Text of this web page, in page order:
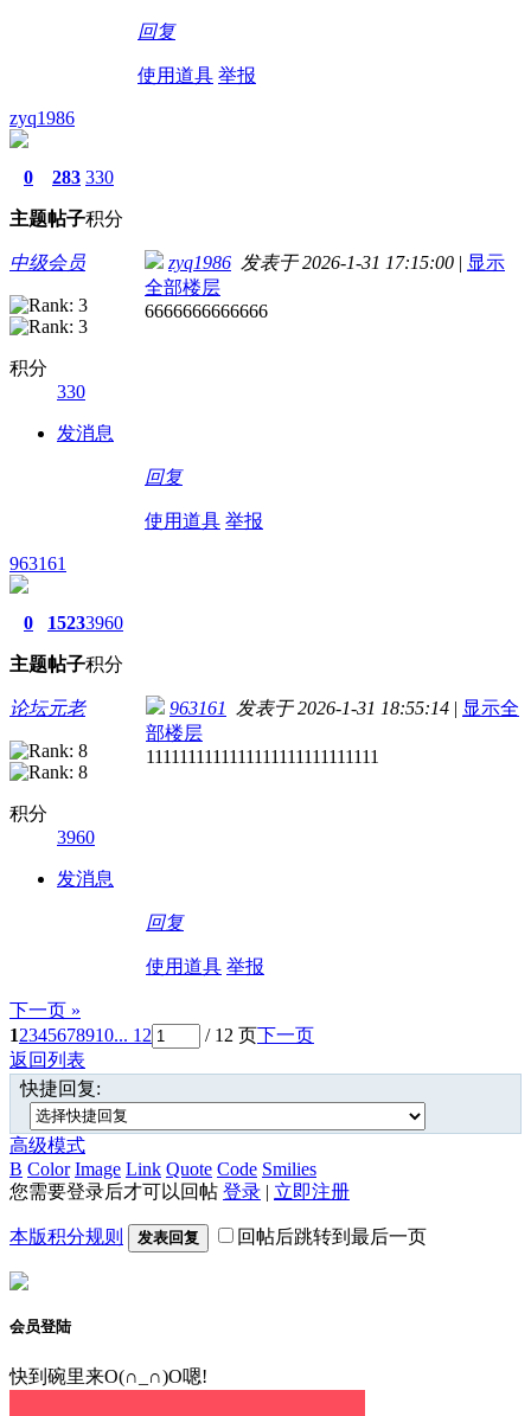
回复
使用道具 举报
zyq1986
0
主题
283
帖子
330
积分
中级会员
积分
330
发消息
zyq1986 发表于 2026-1-31 17:15:00 | 显示
全部楼层
6666666666666
回复
使用道具 举报
963161
0
主题
1523
帖子
3960
积分
论坛元老
积分
3960
发消息
963161 发表于 2026-1-31 18:55:14 | 显示全
部楼层
1111111111111111111111111111
回复
使用道具 举报
下一页 »
12345678910... 12 / 12 页下一页
返回列表
快捷回复:
高级模式
B Color Image Link Quote Code Smilies
您需要登录后才可以回帖 登录 | 立即注册
本版积分规则 发表回复 回帖后跳转到最后一页
会员登陆
快到碗里来O(∩_∩)O嗯!